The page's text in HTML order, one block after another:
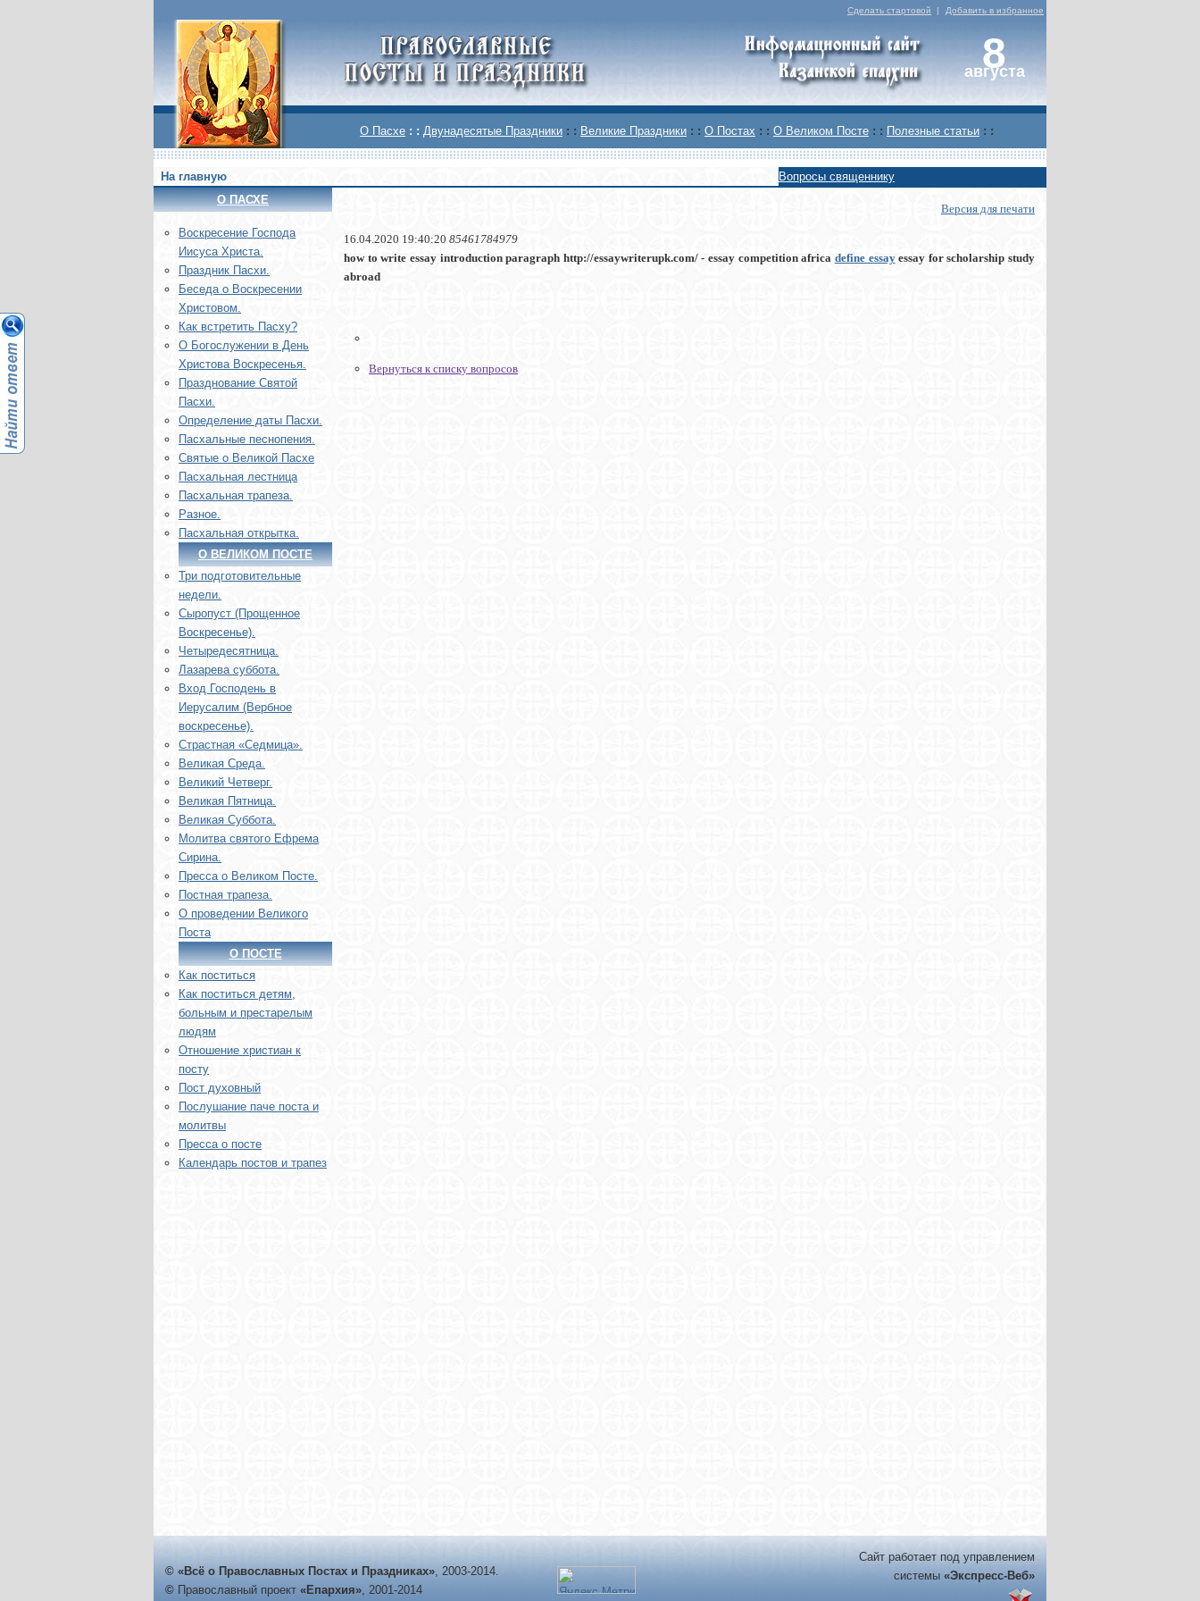
Сделать стартовой | Добавить в избранное
8
августа
О Пасхе : : Двунадесятые Праздники : : Великие Праздники : : О Постах : : О Великом Посте : : Полезные статьи : :
На главную
Вопросы священнику
О ПАСХЕ
Воскреcение Господа
Иисуса Христа.
Праздник Пасхи.
Беседа о Воскресении
Христовом.
Как встретить Пасху?
О Богослужении в День
Христова Воскресенья.
Празднование Святой
Пасхи.
Определение даты Пасхи.
Пасхальные песнопения.
Святые о Великой Пасхе
Пасхальная лестница
Пасхальная трапеза.
Разное.
Пасхальная открытка.
О ВЕЛИКОМ ПОСТЕ
Три подготовительные
недели.
Сыропуст (Прощенное
Воскресенье).
Четыредесятница.
Лазарева суббота.
Вход Господень в
Иерусалим (Вербное
воскресенье).
Страстная «Седмица».
Великая Среда.
Великий Четверг.
Великая Пятница.
Великая Суббота.
Молитва святого Ефрема
Сирина.
Пресса о Великом Посте.
Постная трапеза.
О проведении Великого
Поста
О ПОСТЕ
Как поститься
Как поститься детям,
больным и престарелым
людям
Отношение христиан к
посту
Пост духовный
Послушание паче поста и
молитвы
Пресса о посте
Календарь постов и трапез
Версия для печати
16.04.2020 19:40:20 85461784979
how to write essay introduction paragraph http://essaywriterupk.com/ - essay competition africa define essayessay for scholarship study
abroad
Вернуться к списку вопросов
© «Всё о Православных Постах и Праздниках», 2003-2014.
© Православный проект «Епархия», 2001-2014
Сайт работает под управлением
системы «Экспресс-Веб»